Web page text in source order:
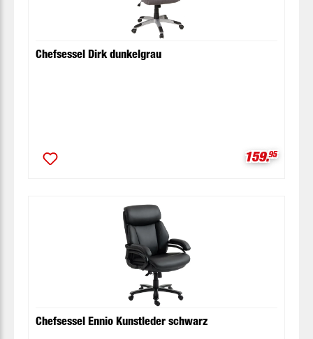
Chefsessel Dirk dunkelgrau
159.95
Chefsessel Ennio Kunstleder schwarz